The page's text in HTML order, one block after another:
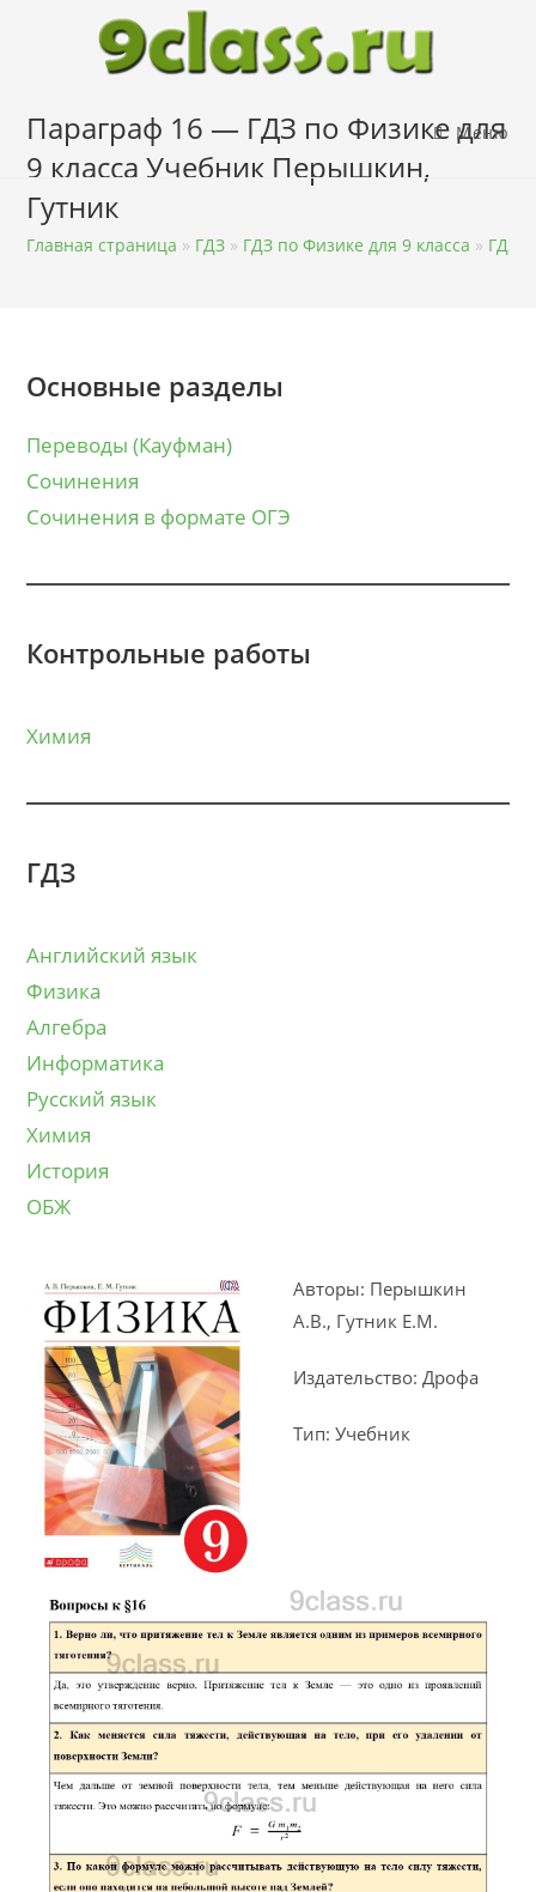
содержимому
Меню
Параграф 16 — ГДЗ по Физике для
9 класса Учебник Перышкин,
Гутник
Главная страница » ГДЗ » ГДЗ по Физике для 9 класса » ГДЗ
Основные разделы
Переводы (Кауфман)
Сочинения
Сочинения в формате ОГЭ
Контрольные работы
Химия
ГДЗ
Английский язык
Физика
Алгебра
Информатика
Русский язык
Химия
История
ОБЖ
Авторы: Перышкин
А.В., Гутник Е.М.
Издательство: Дрофа
Тип: Учебник